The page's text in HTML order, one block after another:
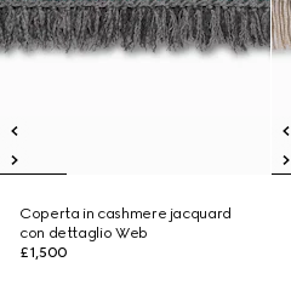
Coperta in cashmere jacquard
con dettaglio Web
£1,500